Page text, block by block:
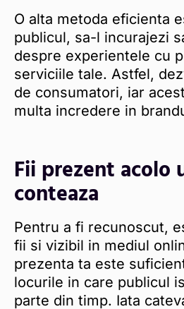
O alta metoda eficienta
publicul, sa-l incurajezi
despre experientele cu
serviciile tale. Astfel,
de consumatori, iar
multa incredere in
Fii prezent acolo
conteaza
Pentru a fi recunoscut,
fii si vizibil in mediul
prezenta ta este
locurile in care publicul
parte din timp. Iata